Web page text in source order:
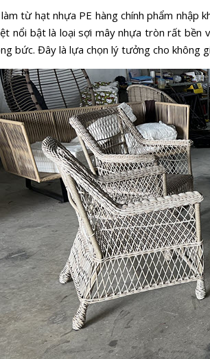
từ hạt nhựa PE hàng chính phẩm nhập
nổi bật là loại sợi mây nhựa tròn rất
bức. Đây là lựa chọn lý tưởng cho không